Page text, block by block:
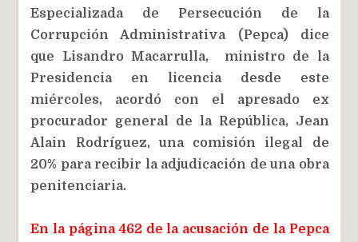
Especializada de Persecución de la
Corrupción Administrativa (Pepca) dice
que Lisandro Macarrulla, ministro de la
Presidencia en licencia desde este
miércoles, acordó con el apresado ex
procurador general de la República, Jean
Alain Rodríguez, una comisión ilegal de
20% para recibir la adjudicación de una obra
penitenciaria.
En la página 462 de la acusación de la Pepca